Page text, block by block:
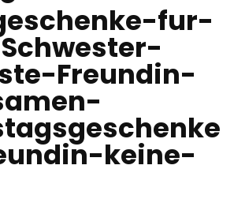
fur-
Freundin-
keine-